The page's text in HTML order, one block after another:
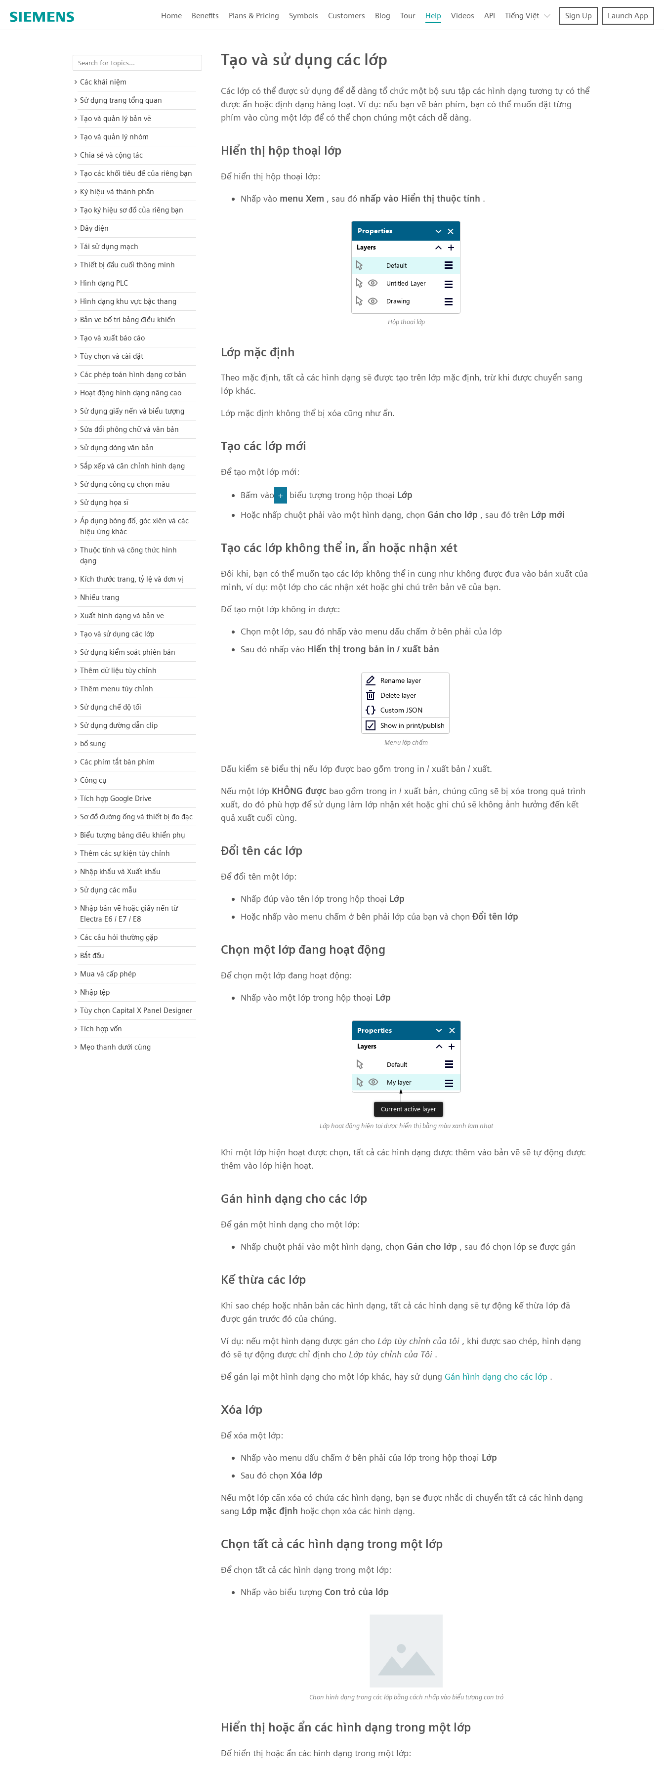
Home Benefits Plans & Pricing Symbols Customers Blog Tour Help Videos API Tiếng Việt Sign Up Launch App
Các khái niệm
Sử dụng trang tổng quan
Tạo và quản lý bản vẽ
Tạo và quản lý nhóm
Chia sẻ và cộng tác
Tạo các khối tiêu đề của riêng bạn
Ký hiệu và thành phần
Tạo ký hiệu sơ đồ của riêng bạn
Dây điện
Tái sử dụng mạch
Thiết bị đầu cuối thông minh
Hình dạng PLC
Hình dạng khu vực bậc thang
Bản vẽ bố trí bảng điều khiển
Tạo và xuất báo cáo
Tùy chọn và cài đặt
Các phép toán hình dạng cơ bản
Hoạt động hình dạng nâng cao
Sử dụng giấy nến và biểu tượng
Sửa đổi phông chữ và văn bản
Sử dụng dòng văn bản
Sắp xếp và căn chỉnh hình dạng
Sử dụng công cụ chọn màu
Sử dụng họa sĩ
Áp dụng bóng đổ, góc xiên và các
hiệu ứng khác
Thuộc tính và công thức hình
dạng
Kích thước trang, tỷ lệ và đơn vị
Nhiều trang
Xuất hình dạng và bản vẽ
Tạo và sử dụng các lớp
Sử dụng kiểm soát phiên bản
Thêm dữ liệu tùy chỉnh
Thêm menu tùy chỉnh
Sử dụng chế độ tối
Sử dụng đường dẫn clip
bổ sung
Các phím tắt bàn phím
Công cụ
Tích hợp Google Drive
Sơ đồ đường ống và thiết bị đo đạc
Biểu tượng bảng điều khiển phụ
Thêm các sự kiện tùy chỉnh
Nhập khẩu và Xuất khẩu
Sử dụng các mẫu
Nhập bản vẽ hoặc giấy nến từ
Electra E6 / E7 / E8
Các câu hỏi thường gặp
Bắt đầu
Mua và cấp phép
Nhập tệp
Tùy chọn Capital X Panel Designer
Tích hợp vốn
Mẹo thanh dưới cùng
Tạo và sử dụng các lớp
Các lớp có thể được sử dụng để dễ dàng tổ chức một bộ sưu tập các hình dạng tương tự có thể
được ẩn hoặc định dạng hàng loạt. Ví dụ: nếu bạn vẽ bàn phím, bạn có thể muốn đặt từng
phím vào cùng một lớp để có thể chọn chúng một cách dễ dàng.
Hiển thị hộp thoại lớp
Để hiển thị hộp thoại lớp:
Nhấp vào menu Xem , sau đó nhấp vào Hiển thị thuộc tính .
Hộp thoại lớp
Lớp mặc định
Theo mặc định, tất cả các hình dạng sẽ được tạo trên lớp mặc định, trừ khi được chuyển sang
lớp khác.
Lớp mặc định không thể bị xóa cũng như ẩn.
Tạo các lớp mới
Để tạo một lớp mới:
Bấm vào + biểu tượng trong hộp thoại Lớp
Hoặc nhấp chuột phải vào một hình dạng, chọn Gán cho lớp , sau đó trên Lớp mới
Tạo các lớp không thể in, ẩn hoặc nhận xét
Đôi khi, bạn có thể muốn tạo các lớp không thể in cũng như không được đưa vào bản xuất của
mình, ví dụ: một lớp cho các nhận xét hoặc ghi chú trên bản vẽ của bạn.
Để tạo một lớp không in được:
Chọn một lớp, sau đó nhấp vào menu dấu chấm ở bên phải của lớp
Sau đó nhấp vào Hiển thị trong bản in / xuất bản
Menu lớp chấm
Dấu kiểm sẽ biểu thị nếu lớp được bao gồm trong in / xuất bản / xuất.
Nếu một lớp KHÔNG được bao gồm trong in / xuất bản, chúng cũng sẽ bị xóa trong quá trình
xuất, do đó phù hợp để sử dụng làm lớp nhận xét hoặc ghi chú sẽ không ảnh hưởng đến kết
quả xuất cuối cùng.
Đổi tên các lớp
Để đổi tên một lớp:
Nhấp đúp vào tên lớp trong hộp thoại Lớp
Hoặc nhấp vào menu chấm ở bên phải lớp của bạn và chọn Đổi tên lớp
Chọn một lớp đang hoạt động
Để chọn một lớp đang hoạt động:
Nhấp vào một lớp trong hộp thoại Lớp
Lớp hoạt động hiện tại được hiển thị bằng màu xanh lam nhạt
Khi một lớp hiện hoạt được chọn, tất cả các hình dạng được thêm vào bản vẽ sẽ tự động được
thêm vào lớp hiện hoạt.
Gán hình dạng cho các lớp
Để gán một hình dạng cho một lớp:
Nhấp chuột phải vào một hình dạng, chọn Gán cho lớp , sau đó chọn lớp sẽ được gán
Kế thừa các lớp
Khi sao chép hoặc nhân bản các hình dạng, tất cả các hình dạng sẽ tự động kế thừa lớp đã
được gán trước đó của chúng.
Ví dụ: nếu một hình dạng được gán cho Lớp tùy chỉnh của tôi , khi được sao chép, hình dạng
đó sẽ tự động được chỉ định cho Lớp tùy chỉnh của Tôi .
Để gán lại một hình dạng cho một lớp khác, hãy sử dụng Gán hình dạng cho các lớp .
Xóa lớp
Để xóa một lớp:
Nhấp vào menu dấu chấm ở bên phải của lớp trong hộp thoại Lớp
Sau đó chọn Xóa lớp
Nếu một lớp cần xóa có chứa các hình dạng, bạn sẽ được nhắc di chuyển tất cả các hình dạng
sang Lớp mặc định hoặc chọn xóa các hình dạng.
Chọn tất cả các hình dạng trong một lớp
Để chọn tất cả các hình dạng trong một lớp:
Nhấp vào biểu tượng Con trỏ của lớp
Chọn hình dạng trong các lớp bằng cách nhấp vào biểu tượng con trỏ
Hiển thị hoặc ẩn các hình dạng trong một lớp
Để hiển thị hoặc ẩn các hình dạng trong một lớp: